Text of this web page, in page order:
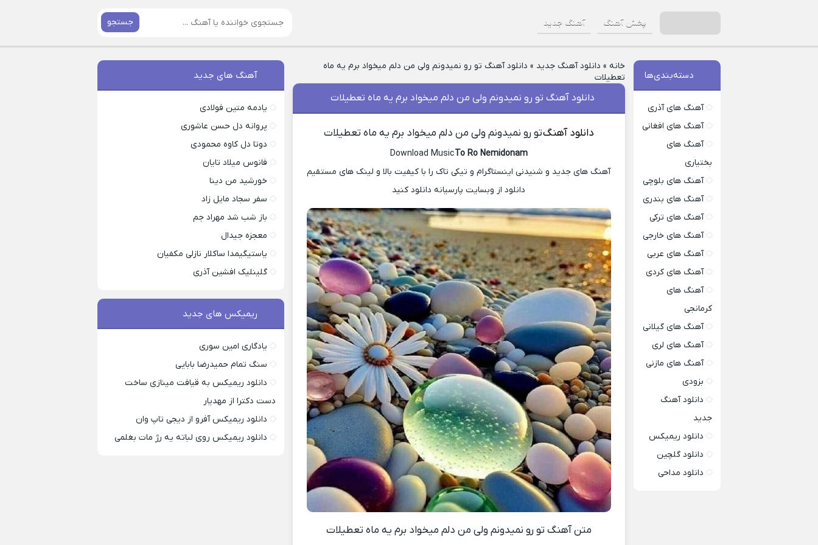
پخش آهنگ آهنگ جدید جستجو
خانه » دانلود آهنگ جدید » دانلود آهنگ تو رو‌ نمیدونم ولی من دلم میخواد برم یه ماه
تعطیلات
دانلود آهنگ تو رو‌ نمیدونم ولی من دلم میخواد برم یه ماه تعطیلات
دانلود آهنگتو رو‌ نمیدونم ولی من دلم میخواد برم یه ماه تعطیلات
Download MusicTo Ro Nemidonam
آهنگ های جدید و شنیدنی اینستاگرام و تیکی تاک را با کیفیت بالا و لینک های مستقیم
دانلود از وبسایت پارسیانه دانلود کنید
متن آهنگ تو رو‌ نمیدونم ولی من دلم میخواد برم یه ماه تعطیلات
دسته‌بندی‌ها
آهنگ های آذری
آهنگ های افغانی
آهنگ های
بختیاری
آهنگ های بلوچی
آهنگ های بندری
آهنگ های ترکی
آهنگ های خارجی
آهنگ های عربی
آهنگ های کردی
آهنگ های
کرمانجی
آهنگ های گیلانی
آهنگ های لری
آهنگ های مازنی
بزودی
دانلود آهنگ
جدید
دانلود ریمیکس
دانلود گلچین
دانلود مداحی
آهنگ های جدید
یادمه متین فولادی
پروانه دل حسن عاشوری
دوتا دل کاوه محمودی
فانوس میلاد تایان
خورشید من دینا
سفر سجاد مایل زاد
باز شب شد مهراد جم
معجزه جیدال
یاستیگیمدا ساکلار نازلی مکفیان
گلینلیک افشین آذری
ریمیکس های جدید
یادگاری امین سوری
سنگ تمام حمیدرضا بابایی
دانلود ریمیکس به قیافت مینازی ساخت
دست دکترا از مهدیار
دانلود ریمیکس آفرو از ديجی تاپ وان
دانلود ریمیکس روی لباته یه رژ مات بغلمی